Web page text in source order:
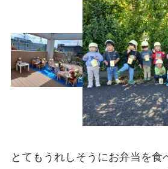
とてもうれしそうにお弁当を食